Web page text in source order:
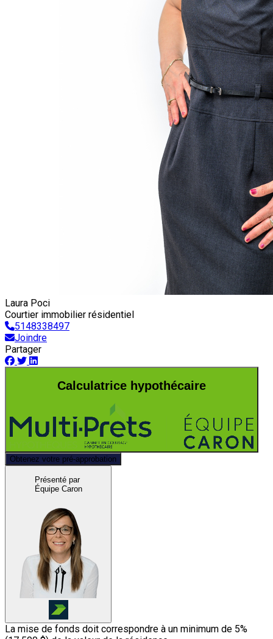
Laura Poci
Courtier immobilier résidentiel
5148338497
Joindre
Partager
Calculatrice hypothécaire
Obtenez votre pré-approbation
Présenté par
Équipe Caron
La mise de fonds doit correspondre à un minimum de 5%